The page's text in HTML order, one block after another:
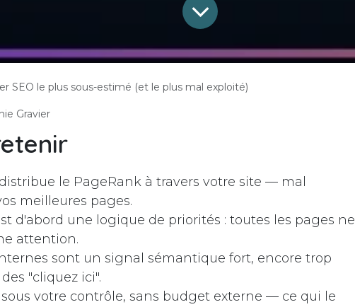
SEO le plus sous-estimé (et le plus mal exploité)
Gravier
le PageRank à travers votre site — mal
meilleures pages.
d'abord une logique de priorités : toutes les pages ne
attention.
sont un signal sémantique fort, encore trop
"cliquez ici".
sous votre contrôle, sans budget externe — ce qui le